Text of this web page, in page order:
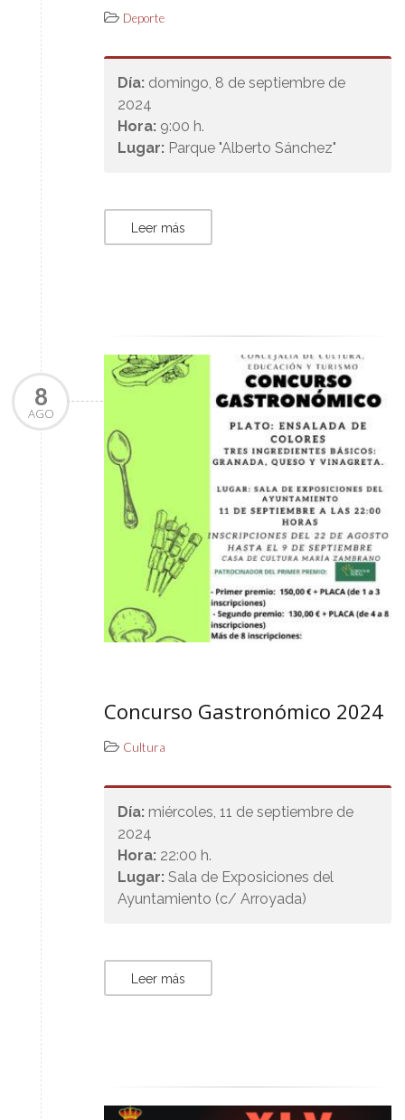
Deporte
Día: domingo, 8 de septiembre de
2024
Hora: 9:00 h.
Lugar: Parque "Alberto Sánchez"
Leer más
8
AGO
Concurso Gastronómico 2024
Cultura
Día: miércoles, 11 de septiembre de
2024
Hora: 22:00 h.
Lugar: Sala de Exposiciones del
Ayuntamiento (c/ Arroyada)
Leer más